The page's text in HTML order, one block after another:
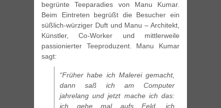
begrünte Teeparadies von Manu Kumar.
Beim Eintreten begrüßt die Besucher ein
süßlich-würziger Duft und Manu – Architekt,
Künstler, Co-Worker und mittlerweile
passionierter Teeproduzent. Manu Kumar
sagt:
“Früher habe ich Malerei gemacht,
dann saß ich am Computer
jahrelang und jetzt mache ich das:
ich gehe mal aufs Feld, ich